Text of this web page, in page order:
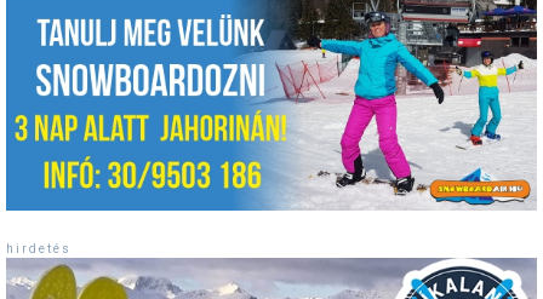
h i r d e t é s